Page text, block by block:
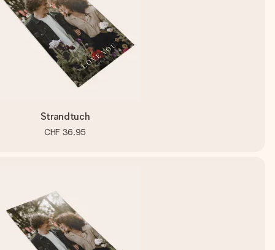
Strandtuch
CHF 36.95